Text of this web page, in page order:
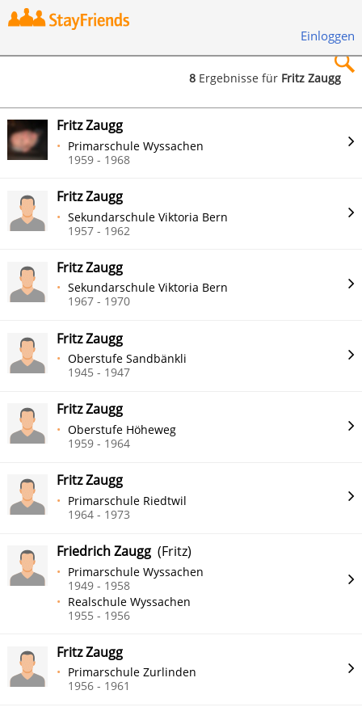
Einloggen
Suchen
8 Ergebnisse für Fritz Zaugg
Fritz Zaugg
Primarschule Wyssachen
1959 - 1968
Fritz Zaugg
Sekundarschule Viktoria Bern
1957 - 1962
Fritz Zaugg
Sekundarschule Viktoria Bern
1967 - 1970
Fritz Zaugg
Oberstufe Sandbänkli
1945 - 1947
Fritz Zaugg
Oberstufe Höheweg
1959 - 1964
Fritz Zaugg
Primarschule Riedtwil
1964 - 1973
Friedrich Zaugg (Fritz)
Primarschule Wyssachen
1949 - 1958
Realschule Wyssachen
1955 - 1956
Fritz Zaugg
Primarschule Zurlinden
1956 - 1961